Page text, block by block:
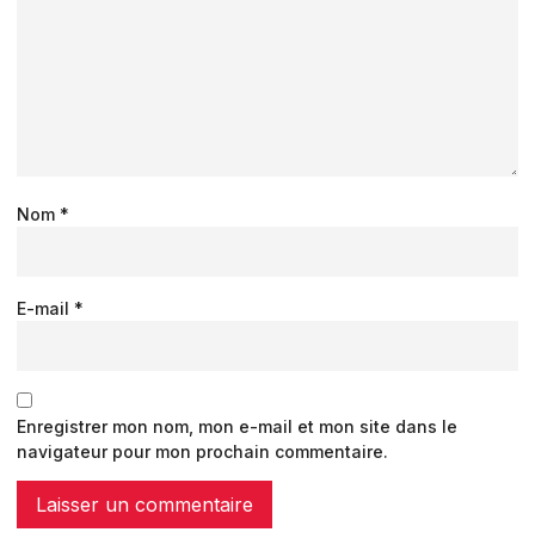
Nom *
E-mail *
Enregistrer mon nom, mon e-mail et mon site dans le
navigateur pour mon prochain commentaire.